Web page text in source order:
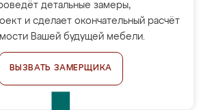
детальные замеры,
и сделает окончательный расчёт
Вашей будущей мебели.
ВЫЗВАТЬ ЗАМЕРЩИКА